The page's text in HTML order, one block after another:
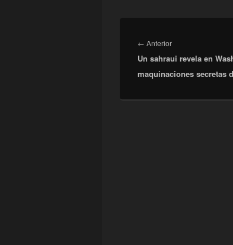
de
entradas
← AnteriorEntrada
anterior:
Un sahraui revela en
maquinaciones secretas